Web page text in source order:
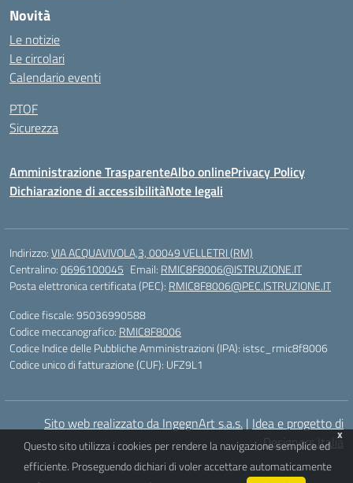
Novità
Le notizie
Le circolari
Calendario eventi
PTOF
Sicurezza
Amministrazione TrasparenteAlbo onlinePrivacy Policy
Dichiarazione di accessibilitàNote legali
Indirizzo:VIA ACQUAVIVOLA,3, 00049 VELLETRI (RM)
Centralino:0696100045 Email: RMIC8F8006@ISTRUZIONE.IT
Posta elettronica certificata (PEC): RMIC8F8006@PEC.ISTRUZIONE.IT
Codice fiscale: 95036990588
Codice meccanografico: RMIC8F8006
Codice Indice delle Pubbliche Amministrazioni (IPA): istsc_rmic8f8006
Codice unico di fatturazione (CUF): UFZ9L1
Sito web realizzato da IngegnArt s.a.s. | Idea e progetto di
Designers Italia
x
Questo sito utilizza i cookies per rendere la navigazione semplice ed
efficiente. Proseguendo dichiari di voler accettare automaticamente